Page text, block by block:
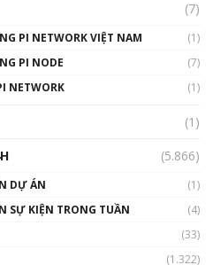
01:32:59
Talkshow17: Mùa đông
Crypto – Chiếc khăn gió ấm
01:49:30
Talkshow 14: MemeCoin –
(7)
PI NETWORK VIỆT NAM
(1)
PI NODE
(7)
NETWORK
(1)
(1)
(5.866)
DỰ ÁN
(1)
SỰ KIỆN TRONG TUẦN
(4)
(33)
(1.322)